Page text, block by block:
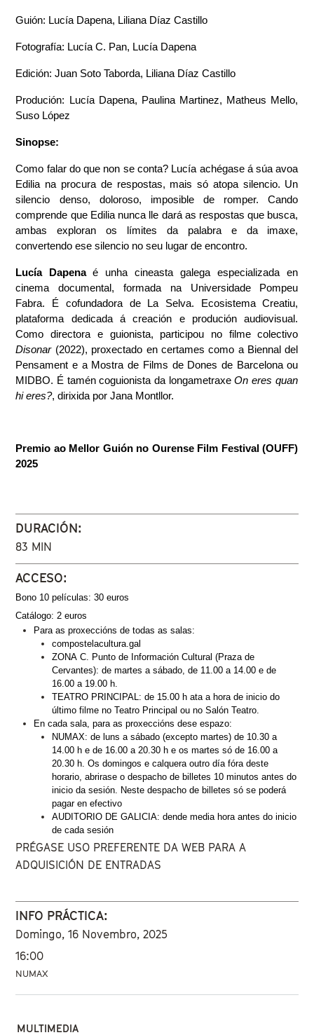
Guión: Lucía Dapena, Liliana Díaz Castillo
Fotografía: Lucía C. Pan, Lucía Dapena
Edición: Juan Soto Taborda, Liliana Díaz Castillo
Produción: Lucía Dapena, Paulina Martinez, Matheus Mello,
Suso López
Sinopse:
Como falar do que non se conta? Lucía achégase á súa avoa
Edilia na procura de respostas, mais só atopa silencio. Un
silencio denso, doloroso, imposible de romper. Cando
comprende que Edilia nunca lle dará as respostas que busca,
ambas exploran os límites da palabra e da imaxe,
convertendo ese silencio no seu lugar de encontro.
Lucía Dapena é unha cineasta galega especializada en
cinema documental, formada na Universidade Pompeu
Fabra. É cofundadora de La Selva. Ecosistema Creatiu,
plataforma dedicada á creación e produción audiovisual.
Disonar (2022), proxectado en certames como a Biennal del
Pensament e a Mostra de Films de Dones de Barcelona ou
MIDBO. É tamén coguionista da longametraxe On eres quan
hi eres?, dirixida por Jana Montllor.
Premio ao Mellor Guión no Ourense Film Festival (OUFF)
2025
DURACIÓN:
83 MIN
ACCESO:
Bono 10 películas: 30 euros
Catálogo: 2 euros
Para as proxeccións de todas as salas:
compostelacultura.gal
ZONA C. Punto de Información Cultural (Praza de
Cervantes): de martes a sábado, de 11.00 a 14.00 e de
16.00 a 19.00 h.
TEATRO PRINCIPAL: de 15.00 h ata a hora de inicio do
último filme no Teatro Principal ou no Salón Teatro.
En cada sala, para as proxeccións dese espazo:
NUMAX: de luns a sábado (excepto martes) de 10.30 a
14.00 h e de 16.00 a 20.30 h e os martes só de 16.00 a
20.30 h. Os domingos e calquera outro día fóra deste
horario, abrirase o despacho de billetes 10 minutos antes do
inicio da sesión. Neste despacho de billetes só se poderá
pagar en efectivo
AUDITORIO DE GALICIA: dende media hora antes do inicio
de cada sesión
PRÉGASE USO PREFERENTE DA WEB PARA A
ADQUISICIÓN DE ENTRADAS
INFO PRÁCTICA:
Domingo, 16 Novembro, 2025
16:00
NUMAX
MULTIMEDIA